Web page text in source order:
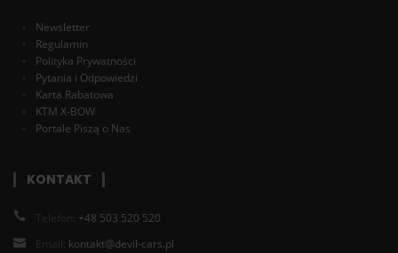
Newsletter
Regulamin
Polityka Prywatności
Pytania i Odpowiedzi
Karta Rabatowa
KTM X-BOW
Portale Piszą o Nas
KONTAKT
Telefon: +48 503 520 520
Email: kontakt@devil-cars.pl